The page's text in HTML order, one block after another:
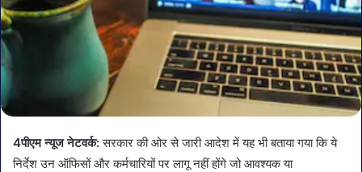
4पीएम न्यूज नेटवर्क:सरकार की ओर से जारी आदेश में यह भी बताया गया कि ये
निर्देश उन ऑफिसों और कर्मचारियों पर लागू नहीं होंगे जो आवश्यक या